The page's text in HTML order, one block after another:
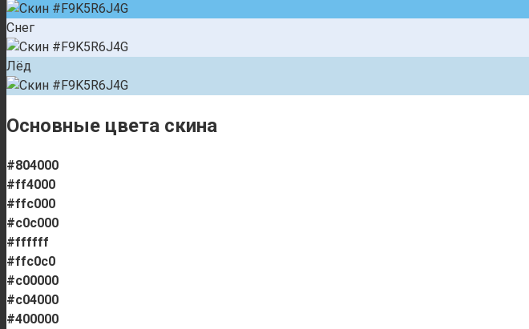
Снег
Лёд
Основные цвета скина
#804000
#ff4000
#ffc000
#c0c000
#ffffff
#ffc0c0
#c00000
#c04000
#400000